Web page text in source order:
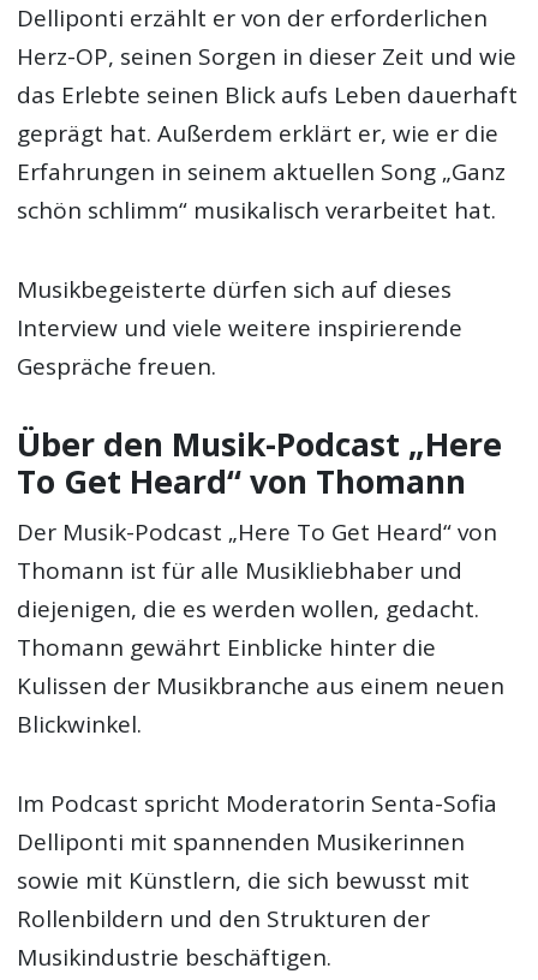
Delliponti erzählt er von der erforderlichen
Herz-OP, seinen Sorgen in dieser Zeit und wie
das Erlebte seinen Blick aufs Leben dauerhaft
geprägt hat. Außerdem erklärt er, wie er die
Erfahrungen in seinem aktuellen Song „Ganz
schön schlimm“ musikalisch verarbeitet hat.
Musikbegeisterte dürfen sich auf dieses
Interview und viele weitere inspirierende
Gespräche freuen.
Über den Musik-Podcast „Here
To Get Heard“ von Thomann
Der Musik-Podcast „Here To Get Heard“ von
Thomann ist für alle Musikliebhaber und
diejenigen, die es werden wollen, gedacht.
Thomann gewährt Einblicke hinter die
Kulissen der Musikbranche aus einem neuen
Blickwinkel.
Im Podcast spricht Moderatorin Senta-Sofia
Delliponti mit spannenden Musikerinnen
sowie mit Künstlern, die sich bewusst mit
Rollenbildern und den Strukturen der
Musikindustrie beschäftigen.